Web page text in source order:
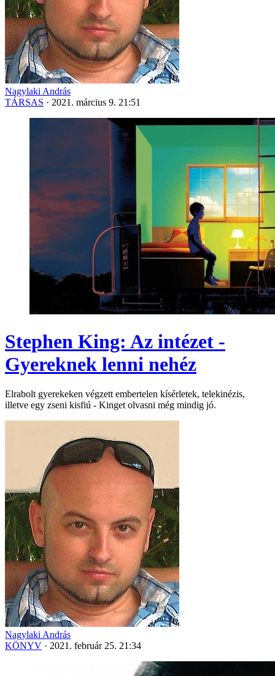
Nagylaki András
TÁRSAS · 2021. március 9. 21:51
Stephen King: Az intézet -
Gyereknek lenni nehéz
Elrabolt gyerekeken végzett embertelen kísérletek, telekinézis,
illetve egy zseni kisfiú - Kinget olvasni még mindig jó.
Nagylaki András
KÖNYV · 2021. február 25. 21:34